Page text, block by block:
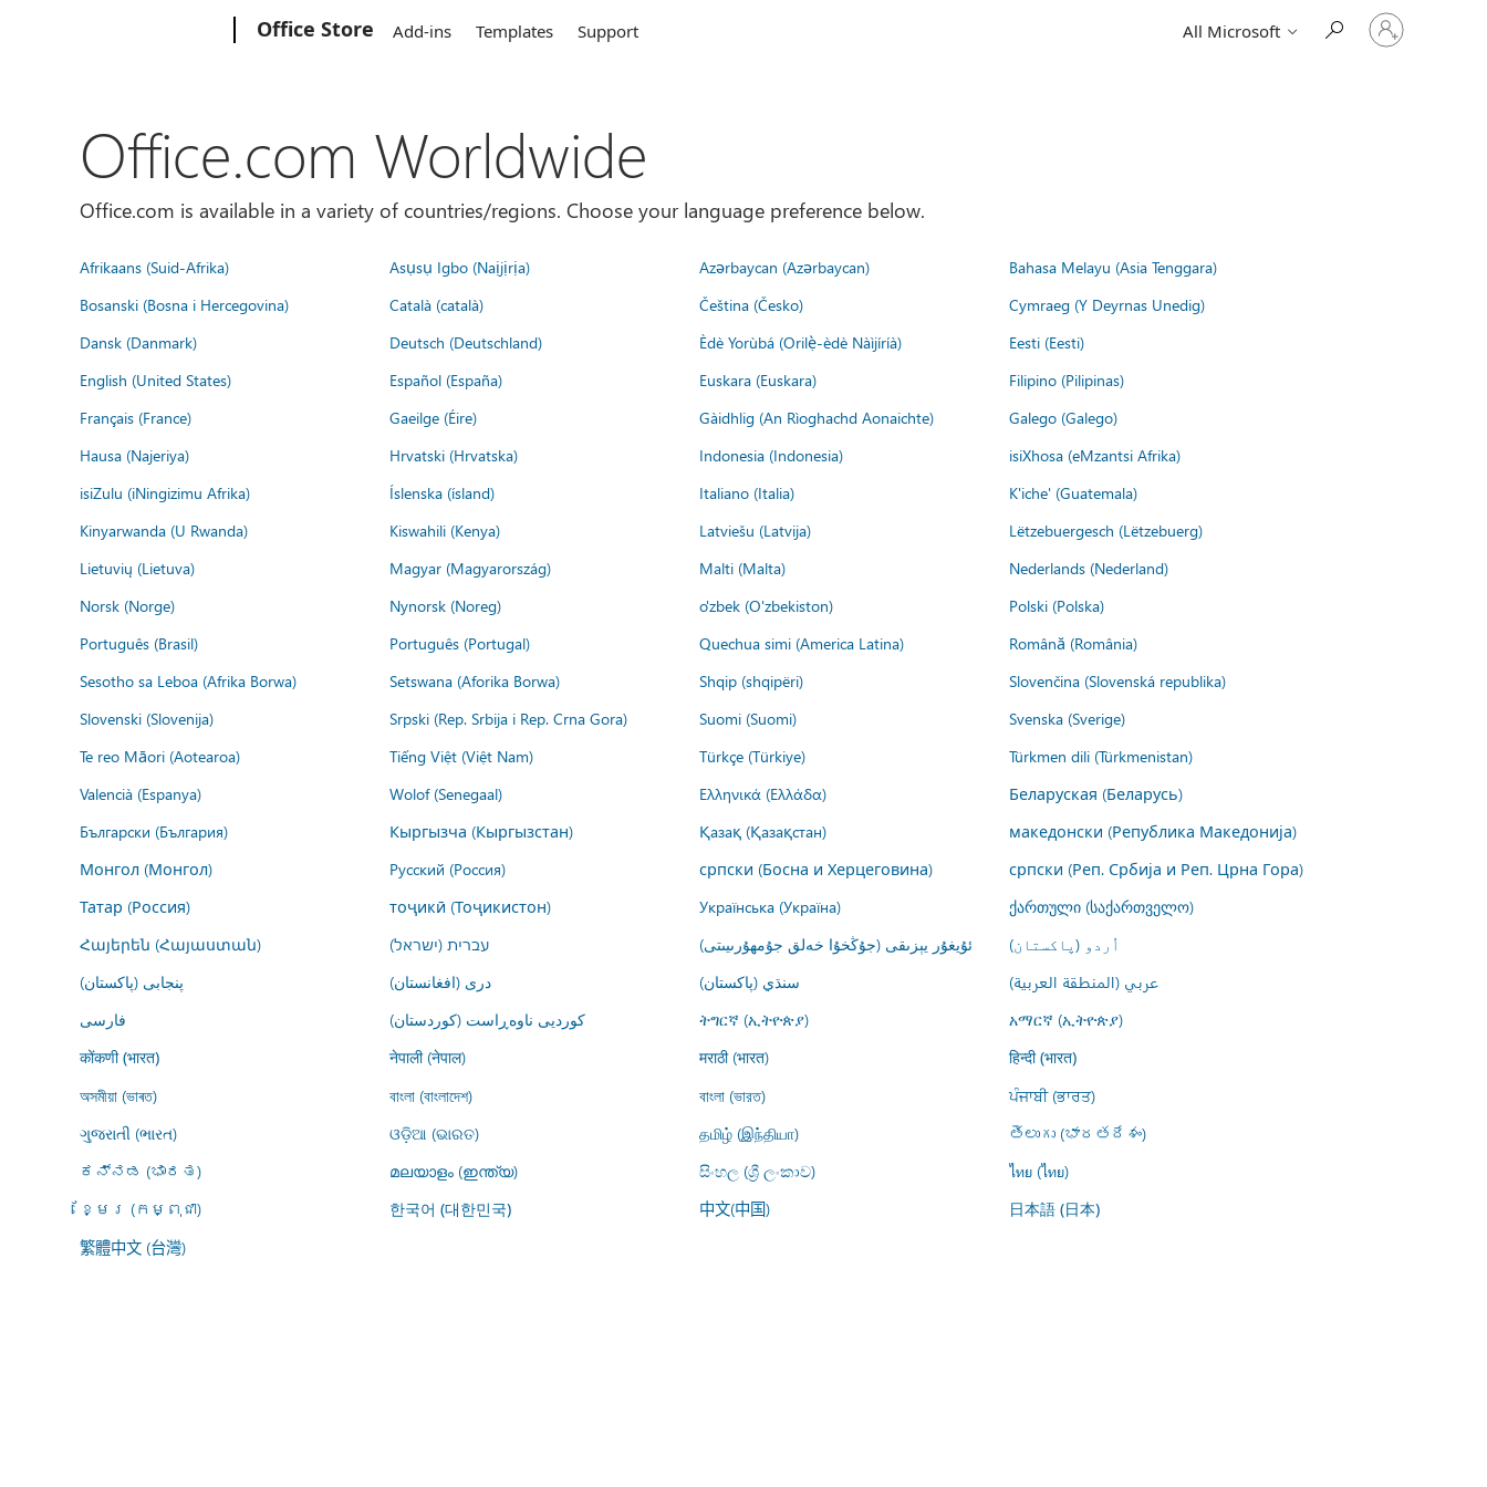
Office Store Add-ins Templates Support All Microsoft
Sign
in
Office.com Worldwide
Office.com is available in a variety of countries/regions. Choose your language preference below.
Afrikaans (Suid-Afrika) Asụsụ Igbo (Naịjịrịa) Azərbaycan (Azərbaycan)
Bahasa Melayu (Asia Tenggara)
Bosanski (Bosna i Hercegovina)
Català (català) Čeština (Česko)
Cymraeg (Y Deyrnas Unedig)
Dansk (Danmark)
Deutsch (Deutschland) Èdè Yorùbá (Orilẹ̀-èdè Nàìjíríà)
Eesti (Eesti)
English (United States)
Español (España) Euskara (Euskara)
Filipino (Pilipinas)
Français (France)
Gaeilge (Éire) Gàidhlig (An Rìoghachd Aonaichte)
Galego (Galego)
Hausa (Najeriya)
Hrvatski (Hrvatska) Indonesia (Indonesia)
isiXhosa (eMzantsi Afrika)
isiZulu (iNingizimu Afrika)
Íslenska (ísland) Italiano (Italia)
K'iche' (Guatemala)
Kinyarwanda (U Rwanda)
Kiswahili (Kenya) Latviešu (Latvija)
Lëtzebuergesch (Lëtzebuerg)
Lietuvių (Lietuva)
Magyar (Magyarország) Malti (Malta)
Nederlands (Nederland)
Norsk (Norge)
Nynorsk (Noreg) o'zbek (O'zbekiston)
Polski (Polska)
Português (Brasil)
Português (Portugal) Quechua simi (America Latina)
Română (România)
Sesotho sa Leboa (Afrika Borwa)
Setswana (Aforika Borwa) Shqip (shqipëri)
Slovenčina (Slovenská republika)
Slovenski (Slovenija)
Srpski (Rep. Srbija i Rep. Crna Gora) Suomi (Suomi)
Svenska (Sverige)
Te reo Māori (Aotearoa)
Tiếng Việt (Việt Nam) Türkçe (Türkiye)
Türkmen dili (Türkmenistan)
Valencià (Espanya)
Wolof (Senegaal) Ελληνικά (Ελλάδα)
Беларуская (Беларусь)
Български (България)
Кыргызча (Кыргызстан) Қазақ (Қазақстан)
македонски (Република Македонија)
Монгол (Монгол)
Русский (Россия) српски (Босна и Херцеговина)
српски (Реп. Србија и Реп. Црна Гора)
Татар (Россия)
тоҷикӣ (Тоҷикистон) Українська (Україна)
ქართული (საქართველო)
Հայերեն (Հայաստան)
עברית (ישראל) ئۇيغۇر يېزىقى (جۇڭخۇا خەلق جۇمھۇرىيىتى)
اُردو (پاکستان)
پنجابی (پاکستان)
درى (افغانستان) سنڌي (پاکستان)
عربي (المنطقة العربية)
فارسى
کوردیی ناوەڕاست (کوردستان) ትግርኛ (ኢትዮጵያ) አማርኛ (ኢትዮጵያ)
कोंकणी (भारत) नेपाली (नेपाल) मराठी (भारत) हिन्दी (भारत)
অসমীয়া (ভাৰত) বাংলা (বাংলাদেশ) বাংলা (ভারত)
ਪੰਜਾਬੀ (ਭਾਰਤ)
ગુજરાતી (ભારત)
ଓଡ଼ିଆ (ଭାରତ) தமிழ் (இந்தியா)
తెలుగు (భారతదేశం)
ಕನ್ನಡ (ಭಾರತ)
മലയാളം (ഇന്ത്യ) සිංහල (ශ්‍රී ලංකාව)
ไทย (ไทย)
ខ្មែរ (កម្ពុជា)
한국어 (대한민국) 中文(中国) 日本語 (日本)
繁體中文 (台灣)